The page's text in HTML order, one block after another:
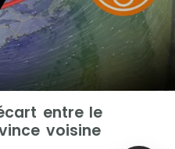
entre le
voisine